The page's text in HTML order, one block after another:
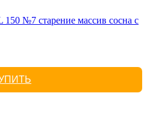
№7 старение массив сосна с